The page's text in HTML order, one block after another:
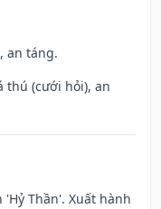
an táng.
thú (cưới hỏi), an
Thần'. Xuất hành